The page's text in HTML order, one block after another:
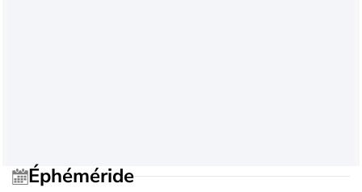
Éphéméride